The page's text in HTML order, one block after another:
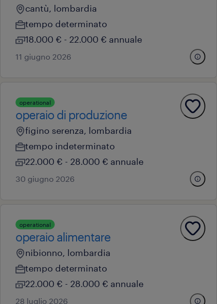
cantù, lombardia
tempo determinato
18.000 € - 22.000 € annuale
11 giugno 2026
operational
operaio di produzione
figino serenza, lombardia
tempo indeterminato
22.000 € - 28.000 € annuale
30 giugno 2026
operational
operaio alimentare
nibionno, lombardia
tempo determinato
22.000 € - 28.000 € annuale
28 luglio 2026